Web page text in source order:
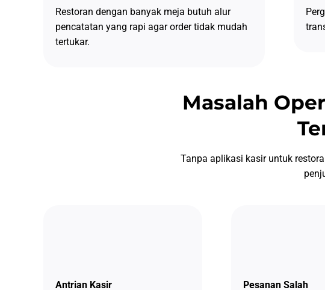
Restoran dengan banyak meja butuh alur
pencatatan yang rapi agar order tidak mudah
tertukar.
Masalah
Tanpa aplikasi kasir untuk
Antrian Kasir Pesanan Salah